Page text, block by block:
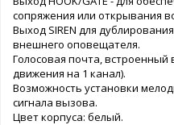
сопряжения или открывания
Выход SIREN для
внешнего оповещателя.
Голосовая почта, встроенный
движения на 1 канал).
Возможность установки
сигнала вызова.
Цвет корпуса: белый.